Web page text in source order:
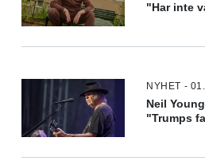
"Har inte
NYHET -
Neil
"Trumps